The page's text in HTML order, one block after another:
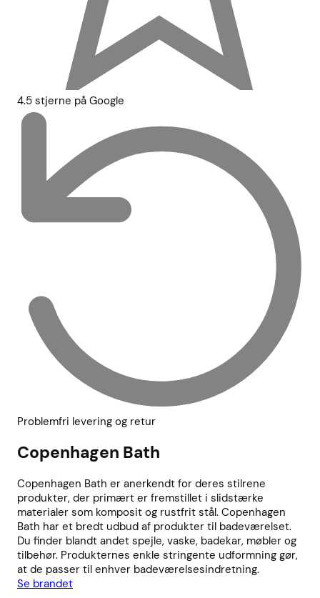
4.5 stjerne på Google
Problemfri levering og retur
Copenhagen Bath
Copenhagen Bath er anerkendt for deres stilrene
produkter, der primært er fremstillet i slidstærke
materialer som komposit og rustfrit stål. Copenhagen
Bath har et bredt udbud af produkter til badeværelset.
Du finder blandt andet spejle, vaske, badekar, møbler og
tilbehør. Produkternes enkle stringente udformning gør,
at de passer til enhver badeværelsesindretning.
Se brandet